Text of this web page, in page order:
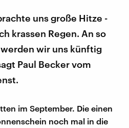
uns große Hitze -
krassen Regen. An so
wir uns künftig
Paul Becker vom
im September. Die einen
noch mal in die